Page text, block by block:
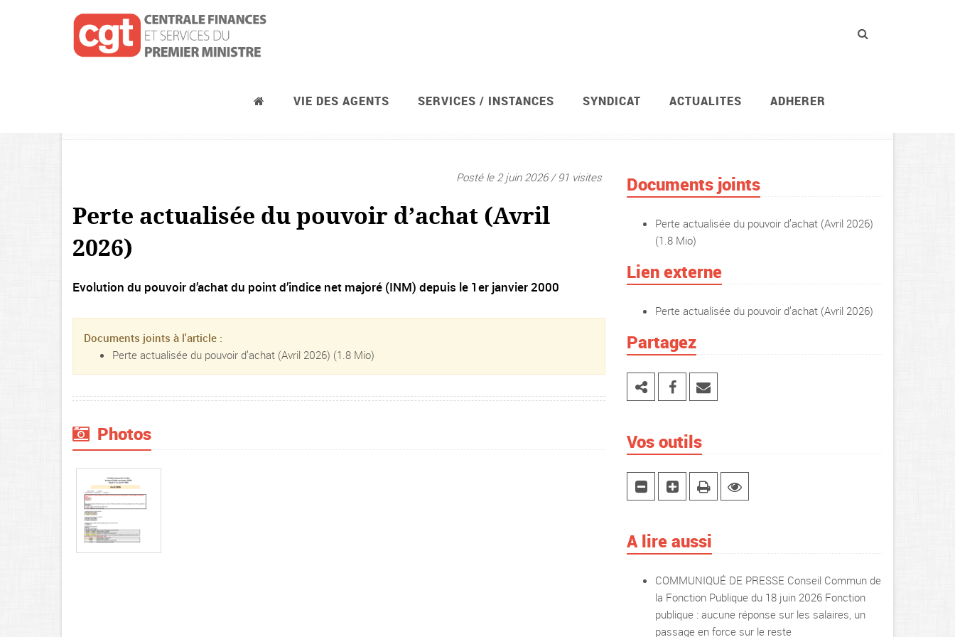
VIE DES AGENTS SERVICES / INSTANCES SYNDICAT ACTUALITES ADHERER
Posté le 2 juin 2026 / 91 visites
Perte actualisée du pouvoir d’achat (Avril
2026)
Evolution du pouvoir d’achat du point d’indice net majoré (INM) depuis le 1er janvier 2000
Documents joints à l'article :
Perte actualisée du pouvoir d’achat (Avril 2026) (1.8 Mio)
Photos
Documents joints
Perte actualisée du pouvoir d’achat (Avril 2026)
(1.8 Mio)
Lien externe
Perte actualisée du pouvoir d’achat (Avril 2026)
Partagez
Vos outils
A lire aussi
COMMUNIQUÉ DE PRESSE Conseil Commun de
la Fonction Publique du 18 juin 2026 Fonction
publique : aucune réponse sur les salaires, un
passage en force sur le reste